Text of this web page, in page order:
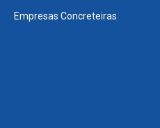
Empresas Concreteiras